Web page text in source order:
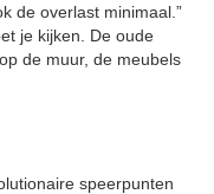
de overlast minimaal.”
je kijken. De oude
de muur, de meubels
speerpunten